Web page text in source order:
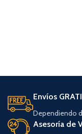
Envíos
Dependiendo
Asesoría de